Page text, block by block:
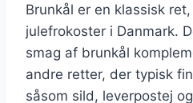
Brunkål er en klassisk
julefrokoster i Danmark.
smag af brunkål
andre retter, der typisk
såsom sild, leverpostej